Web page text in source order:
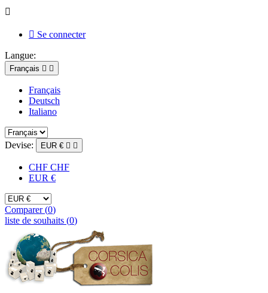

 Se connecter
Langue:
Français  
Français
Deutsch
Italiano
Devise: EUR €  
CHF CHF
EUR €
Comparer (0)
liste de souhaits (0)